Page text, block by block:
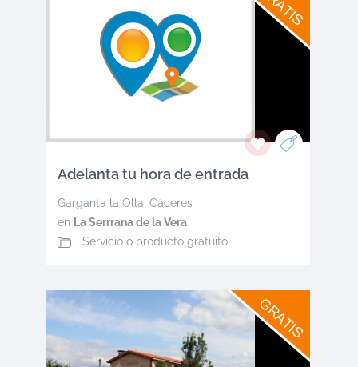
Adelanta tu hora de entrada
Garganta la Olla, Cáceres
en La Serrrana de la Vera
Servicio o producto gratuito
GRATIS